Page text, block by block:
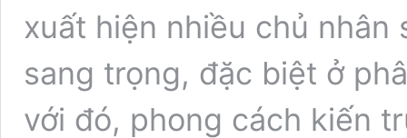
xuất hiện nhiều chủ
sang trọng, đặc biệt ở
với đó, phong cách kiến